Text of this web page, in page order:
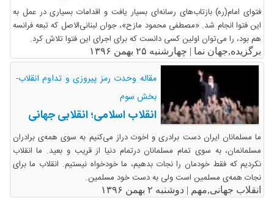
فتوای امام(ره) بازتاب‌های رسانه‌ای بسیار یافت و اقدامات بسیاری در عمل به
این فتوا انجام شد. «مصطفی محمود مازح»، جوان لبنانی‌الاصل که تبعه فرانسه
هم بود، را می‌توان اولین کسی دانست که برای اجرای این فتوا تلاش کرد.
برگزیده,جهان نما | چهارشنبه ۲۵ بهمن ۱۳۹۶
مقاله وحدت رمز پیروزی و تداوم انقلاب-
بخش سوم
انقلاب اسلامی؛ انقلابی جهانی
ما مسلمانان ایران دست برادری و اخوت دراز می‌کنیم به سوی همه‌ی برادران
مسلمانمان، به سوی تمام مسلمانان درتمام دنیا از قریب و بعید. ما انقلاب
نکردیم که فقط خودمان را نجات بدهیم، ما خودخواه نیستیم. انقلاب ما برای
نجات همه‌ی مسلمین است ولی به دست خود مسلمین.
انقلاب جهانی,مهم | دوشنبه ۲ بهمن ۱۳۹۶